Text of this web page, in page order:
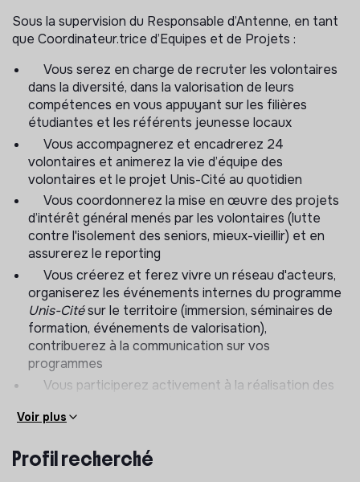
Sous la supervision du Responsable d’Antenne, en tant
que Coordinateur.trice d’Equipes et de Projets :
Vous serez en charge de recruter les volontaires
dans la diversité, dans la valorisation de leurs
compétences en vous appuyant sur les filières
étudiantes et les référents jeunesse locaux
Vous accompagnerez et encadrerez 24
volontaires et animerez la vie d’équipe des
volontaires et le projet Unis-Cité au quotidien
Vous coordonnerez la mise en œuvre des projets
d’intérêt général menés par les volontaires (lutte
contre l'isolement des seniors, mieux-vieillir) et en
assurerez le reporting
Vous créerez et ferez vivre un réseau d'acteurs,
organiserez les événements internes du programme
Unis-Citésur le territoire (immersion, séminaires de
formation, événements de valorisation),
contribuerez à la communication sur vos
programmes
Vous participerez activement à la réalisation des
cérémonie de lancement, grand rassemblement,
contribuerez activement à la vie d'équipe
Voir plus
Profil recherché